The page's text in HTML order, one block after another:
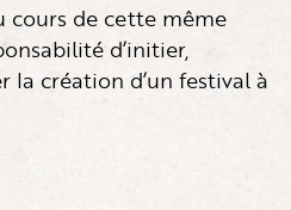
cours de cette même
d’initier,
la création d’un festival à